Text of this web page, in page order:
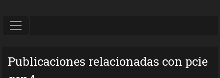
Publicaciones relacionadas con pcie